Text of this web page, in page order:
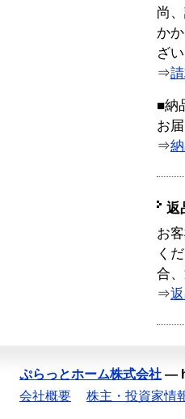
尚
か
ざい
⇒
■納
お
⇒
返
お
く
合
⇒
ぷらっとホーム株式会社 —
会社概要
株主・投資家情